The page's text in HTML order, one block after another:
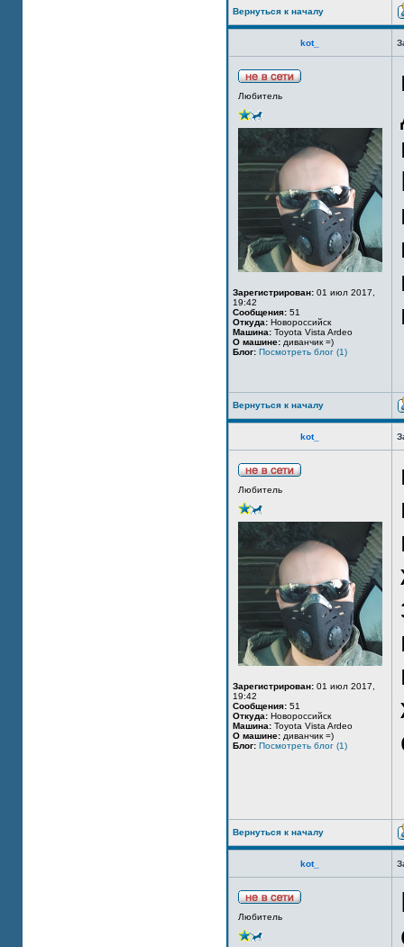
Вернуться к началу
kot_
Любитель
Зарегистрирован: 01 июл 2017,
19:42
Сообщения: 51
Откуда: Новороссийск
Машина: Toyota Vista Ardeo
О машине: диванчик =)
Блог: Посмотреть блог (1)
Вернуться к началу
kot_
Любитель
Зарегистрирован: 01 июл 2017,
19:42
Сообщения: 51
Откуда: Новороссийск
Машина: Toyota Vista Ardeo
О машине: диванчик =)
Блог: Посмотреть блог (1)
Вернуться к началу
kot_
Любитель